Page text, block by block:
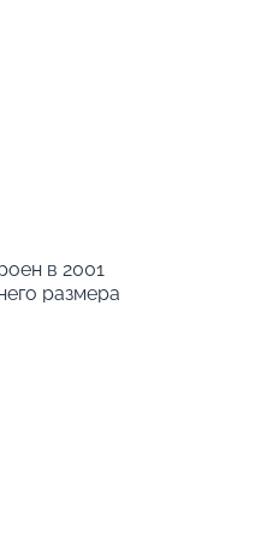
в 2001
размера